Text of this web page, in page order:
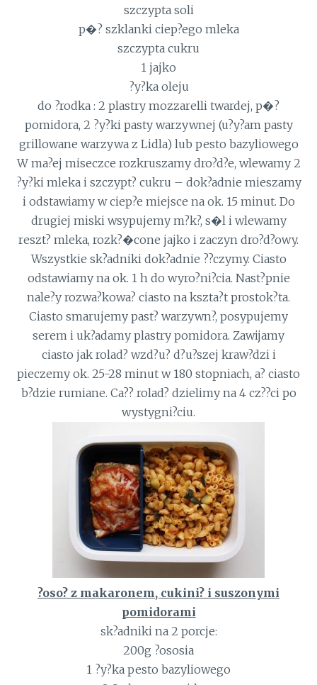
szczypta soli
p�? szklanki ciep?ego mleka
szczypta cukru
1 jajko
?y?ka oleju
do ?rodka : 2 plastry mozzarelli twardej, p�?
pomidora, 2 ?y?ki pasty warzywnej (u?y?am pasty
grillowane warzywa z Lidla) lub pesto bazyliowego
W ma?ej miseczce rozkruszamy dro?d?e, wlewamy 2
?y?ki mleka i szczypt? cukru – dok?adnie mieszamy
i odstawiamy w ciep?e miejsce na ok. 15 minut. Do
drugiej miski wsypujemy m?k?, s�l i wlewamy
reszt? mleka, rozk?�cone jajko i zaczyn dro?d?owy.
Wszystkie sk?adniki dok?adnie ??czymy. Ciasto
odstawiamy na ok. 1 h do wyro?ni?cia. Nast?pnie
nale?y rozwa?kowa? ciasto na kszta?t prostok?ta.
Ciasto smarujemy past? warzywn?, posypujemy
serem i uk?adamy plastry pomidora. Zawijamy
ciasto jak rolad? wzd?u? d?u?szej kraw?dzi i
pieczemy ok. 25-28 minut w 180 stopniach, a? ciasto
b?dzie rumiane. Ca?? rolad? dzielimy na 4 cz??ci po
wystygni?ciu.
?oso? z makaronem, cukini? i suszonymi
pomidorami
sk?adniki na 2 porcje:
200g ?ososia
1 ?y?ka pesto bazyliowego